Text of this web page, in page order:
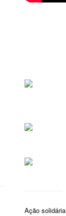
Ação solidária